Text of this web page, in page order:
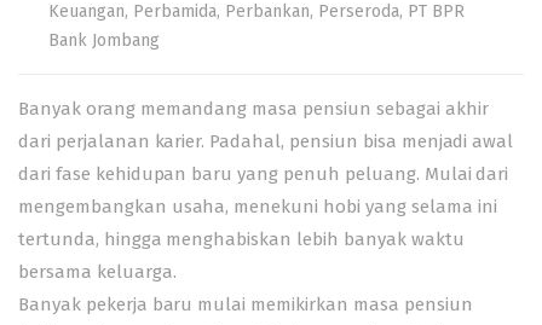
Keuangan, Perbamida, Perbankan, Perseroda, PT BPR
Bank Jombang
Banyak orang memandang masa pensiun sebagai akhir
dari perjalanan karier. Padahal, pensiun bisa menjadi awal
dari fase kehidupan baru yang penuh peluang. Mulai dari
mengembangkan usaha, menekuni hobi yang selama ini
tertunda, hingga menghabiskan lebih banyak waktu
bersama keluarga.
Banyak pekerja baru mulai memikirkan masa pensiun